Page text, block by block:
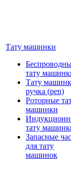
Тату машинки
тату
Тату
ручка (pen)
Роторные
машинки
тату
Запасные
для тату
машинок